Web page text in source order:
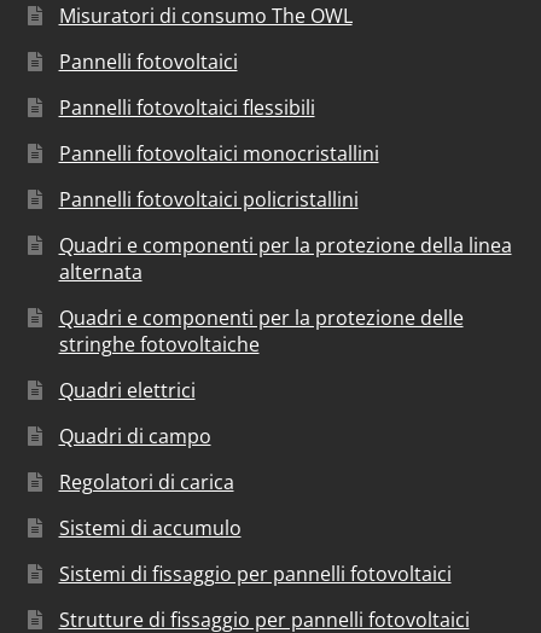
Misuratori di consumo The OWL
Pannelli fotovoltaici
Pannelli fotovoltaici flessibili
Pannelli fotovoltaici monocristallini
Pannelli fotovoltaici policristallini
Quadri e componenti per la protezione della linea
alternata
Quadri e componenti per la protezione delle
stringhe fotovoltaiche
Quadri elettrici
Quadri di campo
Regolatori di carica
Sistemi di accumulo
Sistemi di fissaggio per pannelli fotovoltaici
Strutture di fissaggio per pannelli fotovoltaici